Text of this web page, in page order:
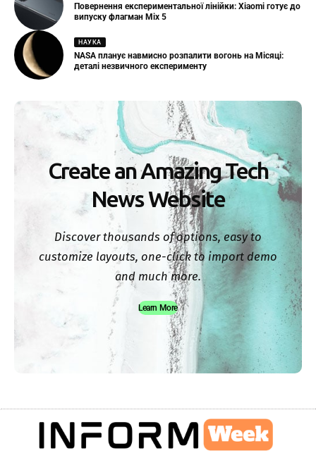
Повернення експериментальної лінійки: Xiaomi готує до
випуску флагман Mix 5
НАУКА
NASA планує навмисно розпалити вогонь на Місяці:
деталі незвичного експерименту
Create an Amazing Tech
News Website
Discover thousands of options, easy to
customize layouts, one-click to import demo
and much more.
Learn More